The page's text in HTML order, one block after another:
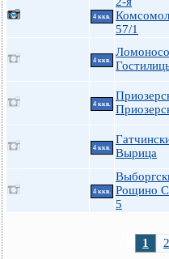
4 ккв.
57/1
4 ккв.
4 ккв.
4 ккв.
Вырица
4 ккв.
Рощино
5
1 2